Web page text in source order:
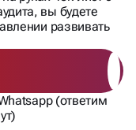
(ответим
вы будете
развивать